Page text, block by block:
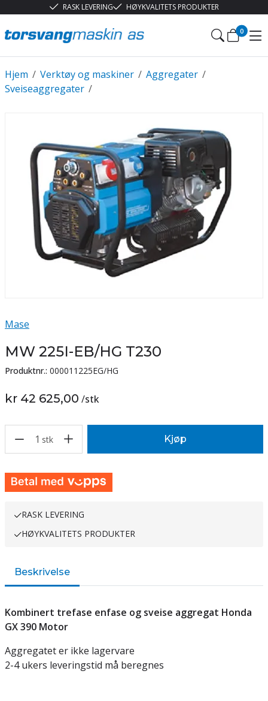
RASK LEVERING HØYKVALITETS PRODUKTER
0
/
Hjem /
Verktøy og maskiner /
Aggregater
/
Sveiseaggregater
Mase
MW 225I-EB/HG T230
Produktnr.: 000011225EG/HG
kr 42 625,00 /stk
1 stk Kjøp
RASK LEVERING
HØYKVALITETS PRODUKTER
Beskrivelse
Kombinert trefase enfase og sveise aggregat Honda
GX 390 Motor
Aggregatet er ikke lagervare
2-4 ukers leveringstid må beregnes